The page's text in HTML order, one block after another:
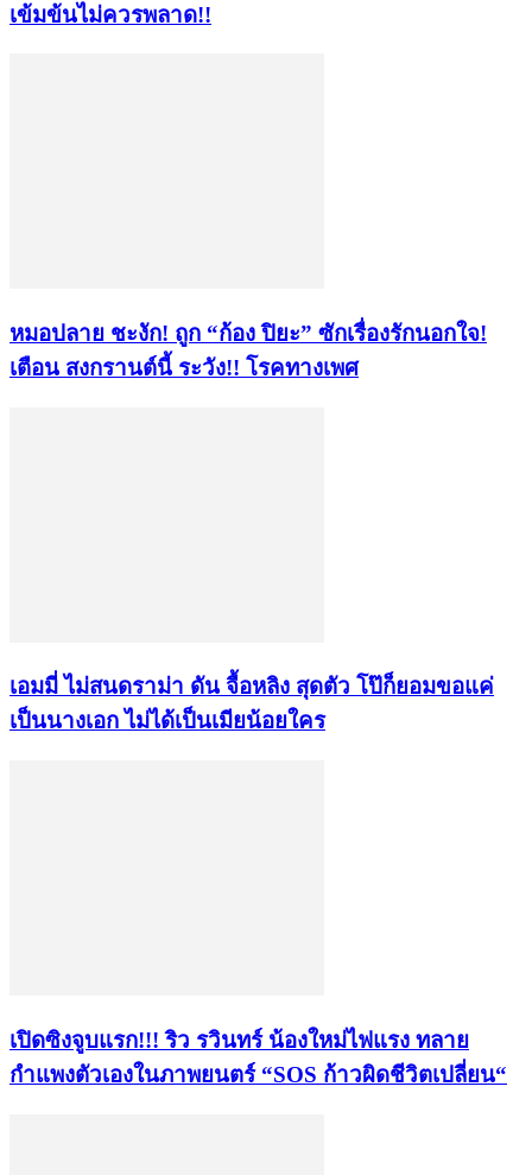
เข้มข้นไม่ควรพลาด!!
หมอปลาย ชะงัก! ถูก “ก้อง ปิยะ” ซักเรื่องรักนอกใจ!
เตือน สงกรานต์นี้ ระวัง!! โรคทางเพศ
เอมมี่ ไม่สนดราม่า ดัน จื้อหลิง สุดตัว โป๊ก็ยอมขอแค่
เป็นนางเอก ไม่ได้เป็นเมียน้อยใคร
เปิดซิงจูบแรก!!! ริว รวินทร์ น้องใหม่ไฟแรง ทลาย
กำแพงตัวเองในภาพยนตร์ “SOS ก้าวผิดชีวิตเปลี่ยน“